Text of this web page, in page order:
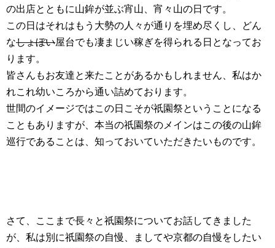
の出店とともに山鉾が並ぶ宵山、宵々山の日です。
この日はそれはもう大勢の人々が通りを埋め尽くし、どん
なしょぼい屋台でも凄まじい稼ぎを得られる日となってお
ります。
皆さんもお友達と来たことがあるかもしれません、私はか
れこれ幼いころから通い詰めております。
世間のイメージではこの日こそが祇園祭ということになる
こともありますが、本当の祇園祭のメインはこの後の山鉾
巡行であることは、知っておいていただきたいものです。
さて、ここまで長々と祇園祭についてお話してきました
が、私は別に祇園祭の自慢、ましてや京都の自慢をしたい